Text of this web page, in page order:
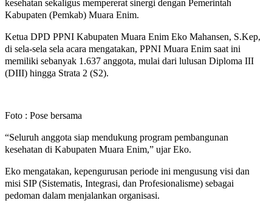
kesehatan sekaligus mempererat sinergi dengan Pemerintah
Kabupaten (Pemkab) Muara Enim.
Ketua DPD PPNI Kabupaten Muara Enim Eko Mahansen, S.Kep,
di sela-sela sela acara mengatakan, PPNI Muara Enim saat ini
memiliki sebanyak 1.637 anggota, mulai dari lulusan Diploma III
(DIII) hingga Strata 2 (S2).
Foto : Pose bersama
“Seluruh anggota siap mendukung program pembangunan
kesehatan di Kabupaten Muara Enim,” ujar Eko.
Eko mengatakan, kepengurusan periode ini mengusung visi dan
misi SIP (Sistematis, Integrasi, dan Profesionalisme) sebagai
pedoman dalam menjalankan organisasi.